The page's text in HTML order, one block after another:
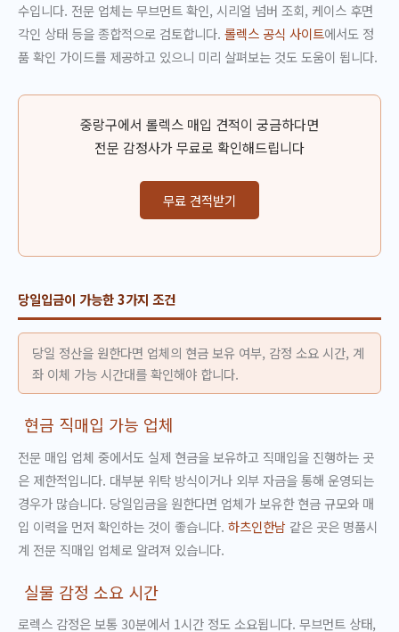
수입니다. 전문 업체는 무브먼트 확인, 시리얼 넘버 조회, 케이스 후면
각인 상태 등을 종합적으로 검토합니다. 롤렉스 공식 사이트에서도 정
품 확인 가이드를 제공하고 있으니 미리 살펴보는 것도 도움이 됩니다.
중랑구에서 롤렉스 매입 견적이 궁금하다면
전문 감정사가 무료로 확인해드립니다
무료 견적받기
당일입금이 가능한 3가지 조건
당일 정산을 원한다면 업체의 현금 보유 여부, 감정 소요 시간, 계
좌 이체 가능 시간대를 확인해야 합니다.
현금 직매입 가능 업체
전문 매입 업체 중에서도 실제 현금을 보유하고 직매입을 진행하는 곳
은 제한적입니다. 대부분 위탁 방식이거나 외부 자금을 통해 운영되는
경우가 많습니다. 당일입금을 원한다면 업체가 보유한 현금 규모와 매
입 이력을 먼저 확인하는 것이 좋습니다. 하츠인한남 같은 곳은 명품시
계 전문 직매입 업체로 알려져 있습니다.
실물 감정 소요 시간
로렉스 감정은 보통 30분에서 1시간 정도 소요됩니다. 무브먼트 상태,